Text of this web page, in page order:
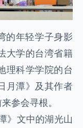
的年轻学子身影
大学的台湾省籍
理科学学院的台
月潭》及其作者
参会寻根。
》文中的湖光山